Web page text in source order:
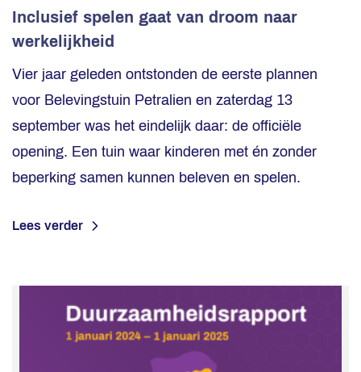
Inclusief spelen gaat van droom naar
werkelijkheid
Vier jaar geleden ontstonden de eerste plannen
voor Belevingstuin Petralien en zaterdag 13
september was het eindelijk daar: de officiële
opening. Een tuin waar kinderen met én zonder
beperking samen kunnen beleven en spelen.
Lees verder